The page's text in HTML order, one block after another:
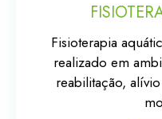
Fisioterapia
realizado em
reabilitação,